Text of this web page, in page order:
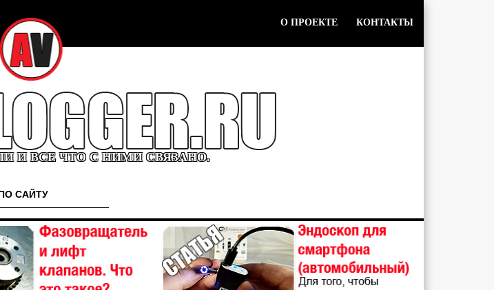
О ПРОЕКТЕ КОНТАКТЫ
И ВСЕ ЧТО С НИМИ СВЯЗАНО.